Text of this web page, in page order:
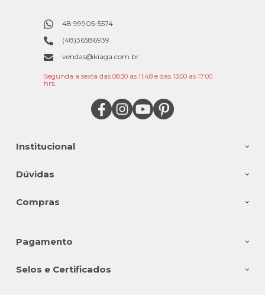
Institucional
Dúvidas
Compras
48 99905-5574
(48)36586939
vendas@kiaga.com.br
Segunda a sexta das 08:30 as 11:48 e das 13:00 as 17:00
hrs.
Pagamento
Selos e Certificados